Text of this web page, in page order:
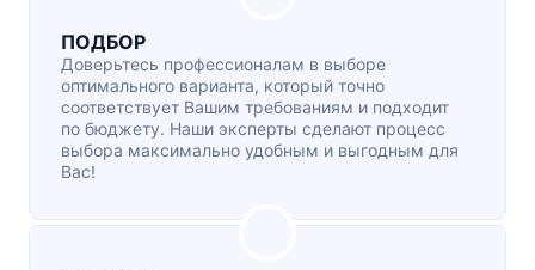
ПОДБОР
Доверьтесь профессионалам в выборе
оптимального варианта, который точно
соответствует Вашим требованиям и подходит
по бюджету. Наши эксперты сделают процесс
выбора максимально удобным и выгодным для
Вас!